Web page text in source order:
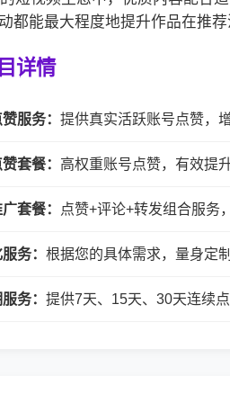
都能最大程度地提升作品在推
详情
服务： 提供真实活跃账号点赞，
套餐： 高权重账号点赞，有效提
套餐： 点赞+评论+转发组合服务
务： 根据您的具体需求，量身定
务： 提供7天、15天、30天连续